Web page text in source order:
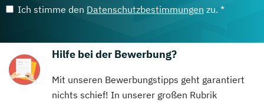
Ich stimme den Datenschutzbestimmungen zu. *
Hilfe bei der Bewerbung?
Mit unseren Bewerbungstipps geht garantiert
nichts schief! In unserer großen Rubrik